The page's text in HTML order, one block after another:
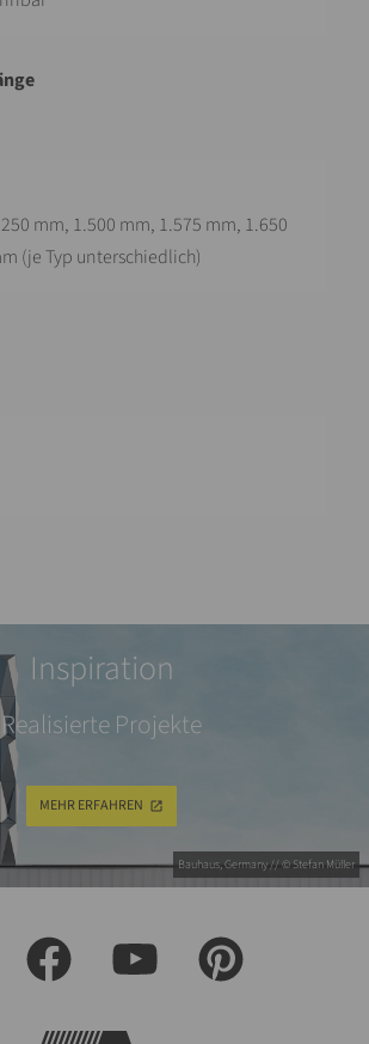
mm, 1.500 mm, 1.575 mm, 1.650
(je Typ unterschiedlich)
Bauhaus, Germany // © Stefan Müller
Inspiration
Realisierte Projekte
MEHR ERFAHREN